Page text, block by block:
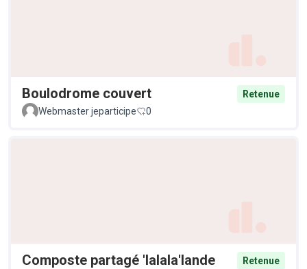
Boulodrome couvert
Retenue
Webmaster jeparticipe
0
Composte partagé 'lalala'lande
Retenue